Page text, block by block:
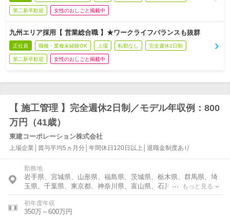
第二新卒歓迎 女性のおしごと掲載中
九州エリア採用【 営業総合職 】★ワークライフバランスも抜群
正社員 職種・業種未経験OK 上場 転勤なし 完全週休2日制
第二新卒歓迎 女性のおしごと掲載中
【 施工管理 】完全週休2日制／モデル年収例：800
万円（41歳）
東建コーポレーション株式会社
上場企業│賞与平均5ヵ月分│年間休日120日以上│退職金制度あり
勤務地
岩手県、宮城県、山形県、福島県、茨城県、栃木県、群馬県、埼
玉県、千葉県、東京都、神奈川県、富山県、石川県、福井県、新
潟県、長野県、岐阜県、静岡県、愛知県、三重県、滋賀県、京都
府、大阪府、兵庫県、奈良県、鳥取県、島根県、岡山県、広島
県、山口県、愛媛県、高知県、福岡県、長崎県、熊本県、大分
もっと見る
初年度年収
350万～600万円